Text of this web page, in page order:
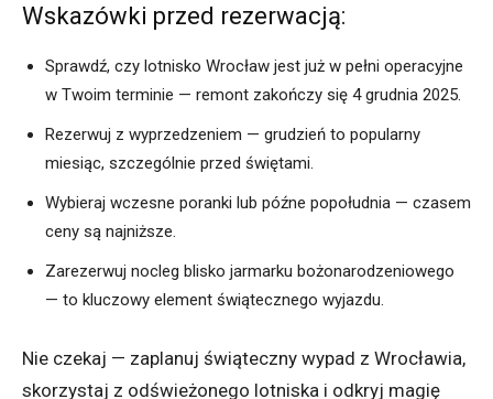
Wskazówki przed rezerwacją:
Sprawdź, czy lotnisko Wrocław jest już w pełni operacyjne
w Twoim terminie — remont zakończy się 4 grudnia 2025.
Rezerwuj z wyprzedzeniem — grudzień to popularny
miesiąc, szczególnie przed świętami.
Wybieraj wczesne poranki lub późne popołudnia — czasem
ceny są najniższe.
Zarezerwuj nocleg blisko jarmarku bożonarodzeniowego
— to kluczowy element świątecznego wyjazdu.
Nie czekaj — zaplanuj świąteczny wypad z Wrocławia,
skorzystaj z odświeżonego lotniska i odkryj magię